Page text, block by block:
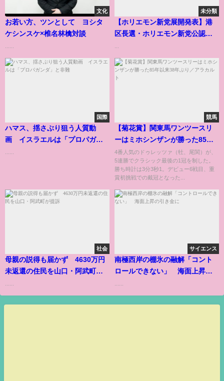
文化
お若い方、ツンとして ヨシタ
ケシンスケ×椎名林檎対談
未分類
【ホリエモン新党展開発表】港
区長選・ホリエモン新党公認候
ます
国際
ハマス、揺さぶり狙う人質動
画 イスラエルは「プロパガン
競馬
【菊花賞】関東馬ワンツースリ
ーはミホシンザンが勝った85年
以来38年ぶり／アラカルト
4番人気のドゥレッツァ（牡、尾関）が、
5連勝でクラシック最後の1冠を制した。
勝ち時計は3分3秒1。デビュー6戦目、重
賞初挑戦での戴冠となった...
社会
母親の説得も届かず 4630万円
未返還の住民を山口・阿武町が
......
サイエンス
南極西岸の棚氷の融解「コント
ロールできない」 海面上昇の
......